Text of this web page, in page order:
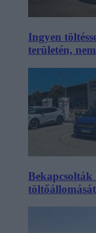
Ingyen
területén,
töltőállomását